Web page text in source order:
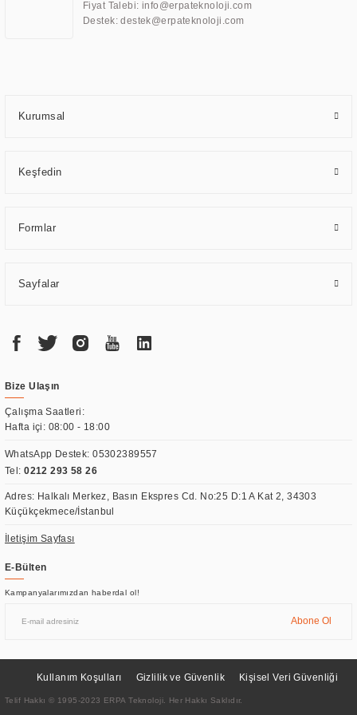
uzmanlık alanları arasında yer almaktadır. ERPA Teknoloji, uluslararası
Fiyat Talebi: info@erpateknoloji.com
Destek: destek@erpateknoloji.com
Kurumsal
Keşfedin
Formlar
Sayfalar
Bize Ulaşın
Çalışma Saatleri:
Hafta içi: 08:00 - 18:00
WhatsApp Destek:05302389557
Tel:0212 293 58 26
Adres: Halkalı Merkez, Basın Ekspres Cd. No:25 D:1 A Kat 2, 34303
Küçükçekmece/İstanbul
İletişim Sayfası
E-Bülten
Kampanyalarımızdan haberdal ol!
Abone Ol
Kullanım Koşulları Gizlilik ve Güvenlik Kişisel Veri Güvenliği
Telif Hakkı © 1995-2023 ERPA Teknoloji. Her Hakkı Saklıdır.